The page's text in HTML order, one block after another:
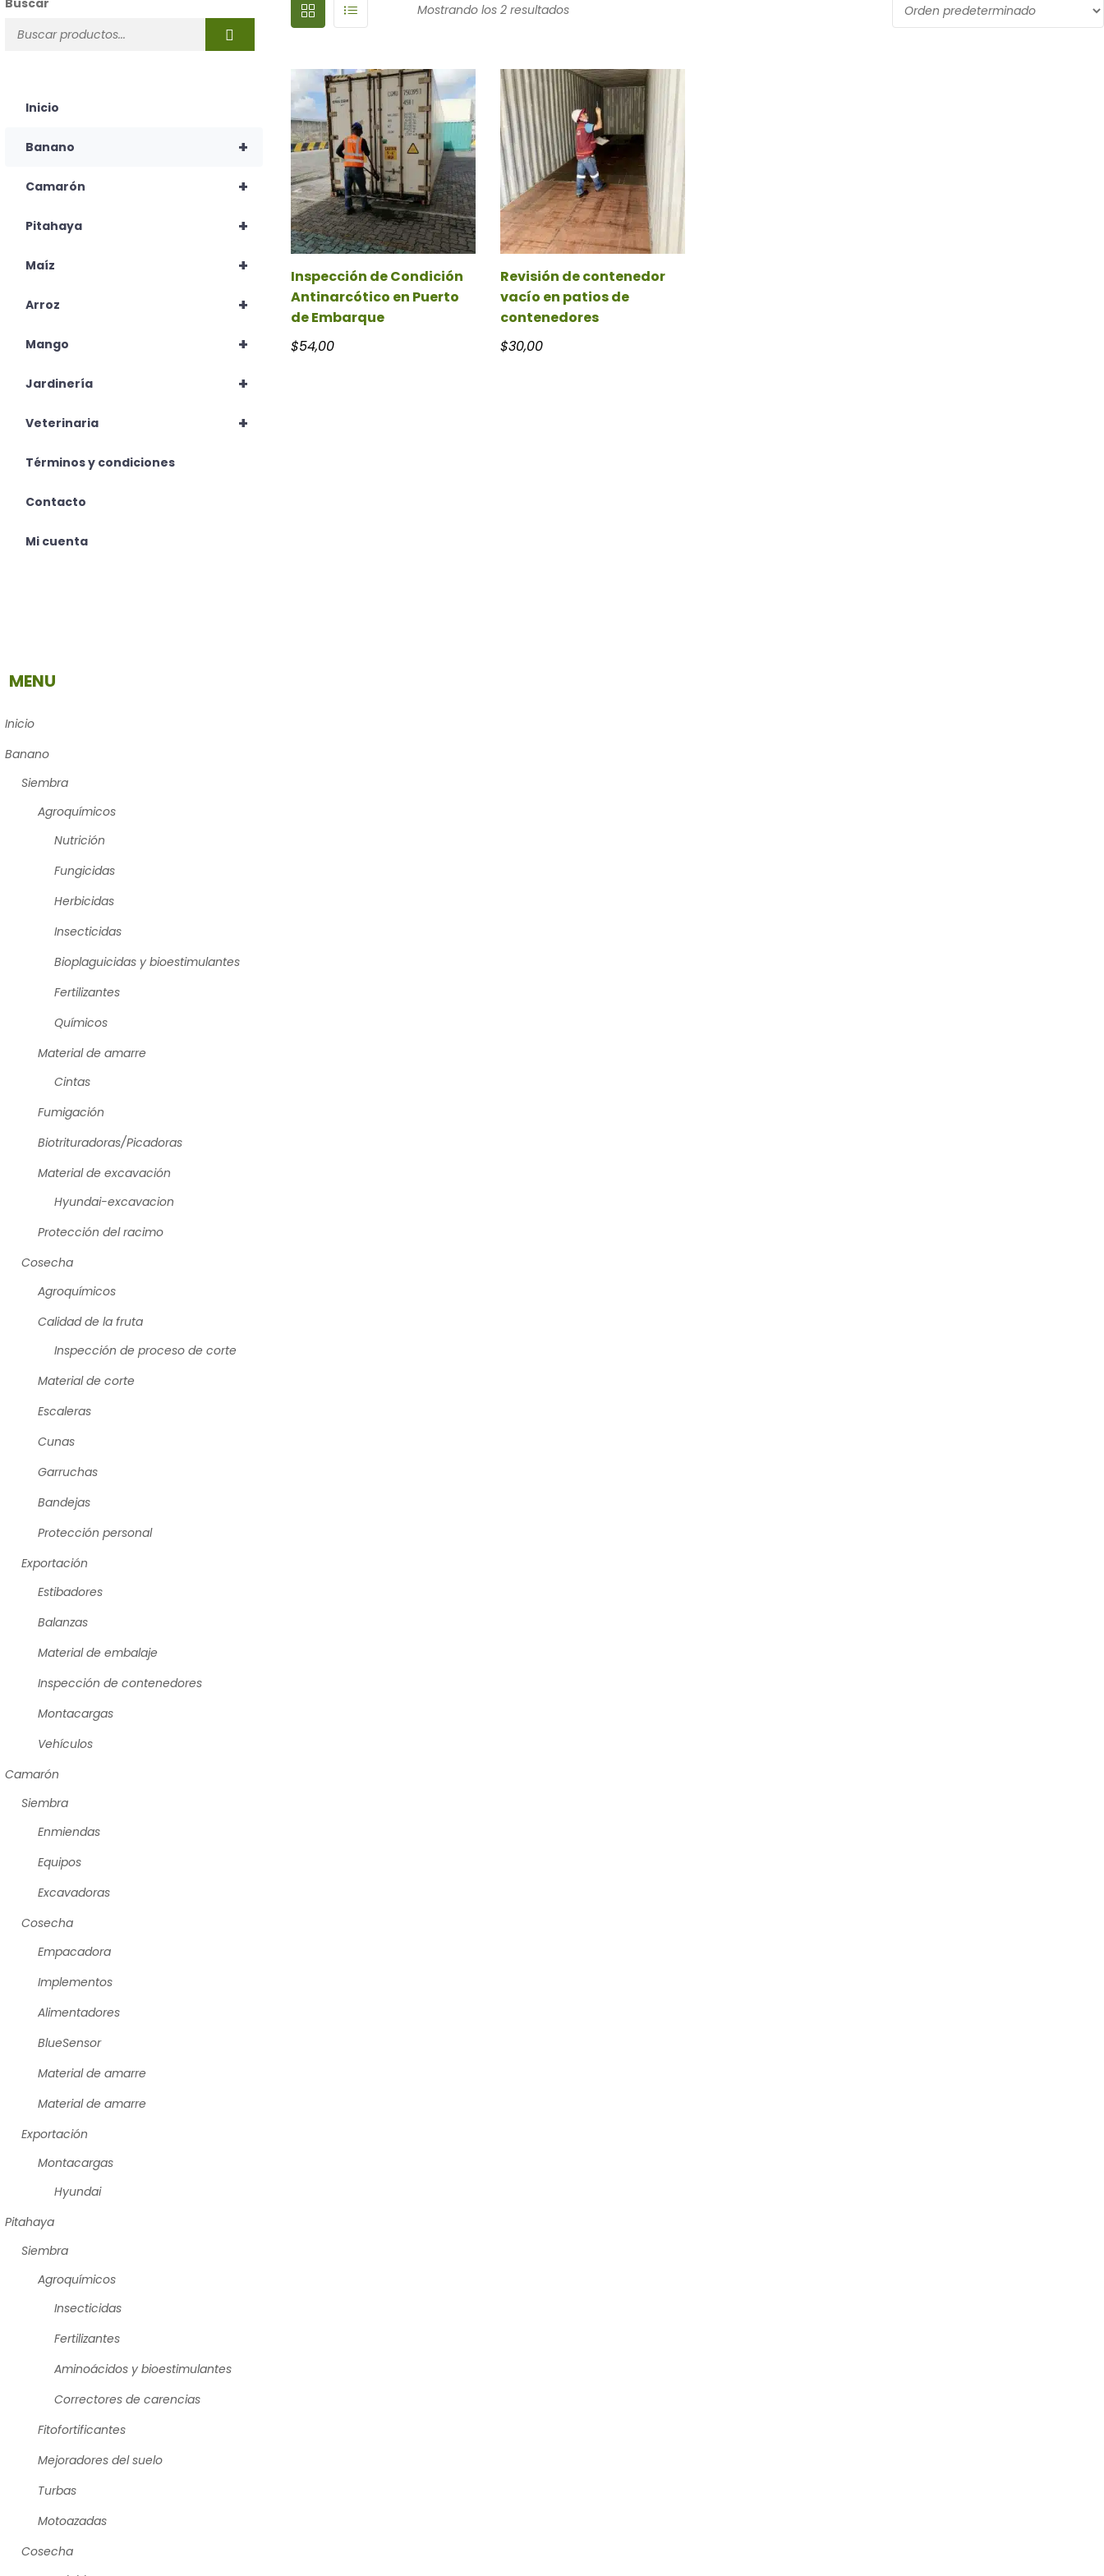
Mostrando los 2 resultados
Inspección de Condición
Antinarcótico en Puerto
de Embarque
$54,00
Revisión de contenedor
vacío en patios de
contenedores
$30,00
Buscar
Inicio
+
Banano
+
Camarón
+
Pitahaya
+
Maíz
+
Arroz
+
Mango
+
Jardinería
+
Veterinaria
Términos y condiciones
Contacto
Mi cuenta
MENU
Inicio
Banano
Siembra
Agroquímicos
Nutrición
Fungicidas
Herbicidas
Insecticidas
Bioplaguicidas y bioestimulantes
Fertilizantes
Químicos
Material de amarre
Cintas
Fumigación
Biotrituradoras/Picadoras
Material de excavación
Hyundai-excavacion
Protección del racimo
Cosecha
Agroquímicos
Calidad de la fruta
Inspección de proceso de corte
Material de corte
Escaleras
Cunas
Garruchas
Bandejas
Protección personal
Exportación
Estibadores
Balanzas
Material de embalaje
Inspección de contenedores
Montacargas
Vehículos
Camarón
Siembra
Enmiendas
Equipos
Excavadoras
Cosecha
Empacadora
Implementos
Alimentadores
BlueSensor
Material de amarre
Material de amarre
Exportación
Montacargas
Hyundai
Pitahaya
Siembra
Agroquímicos
Insecticidas
Fertilizantes
Aminoácidos y bioestimulantes
Correctores de carencias
Fitofortificantes
Mejoradores del suelo
Turbas
Motoazadas
Cosecha